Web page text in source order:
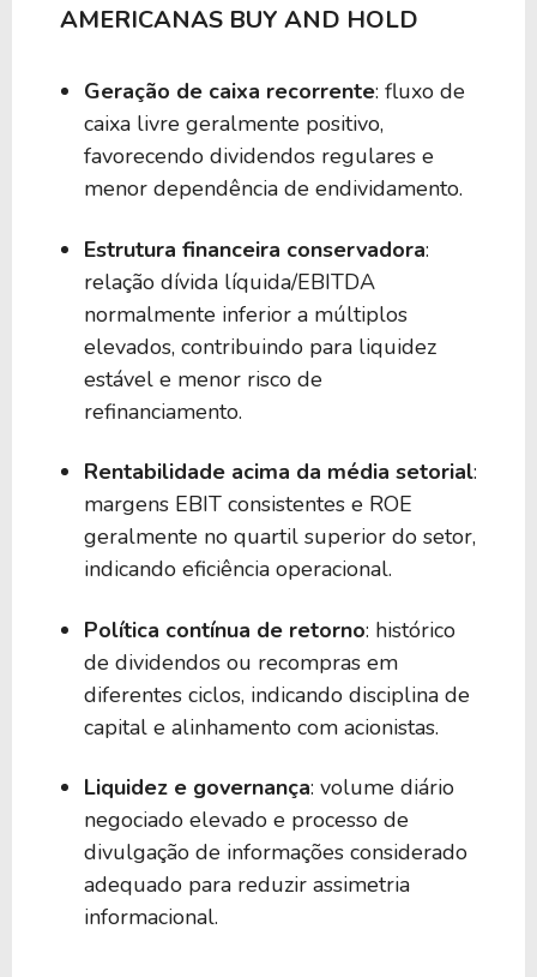
AMERICANAS BUY AND HOLD
Geração de caixa recorrente: fluxo de
caixa livre geralmente positivo,
favorecendo dividendos regulares e
menor dependência de endividamento.
Estrutura financeira conservadora:
relação dívida líquida/EBITDA
normalmente inferior a múltiplos
elevados, contribuindo para liquidez
estável e menor risco de
refinanciamento.
Rentabilidade acima da média setorial:
margens EBIT consistentes e ROE
geralmente no quartil superior do setor,
indicando eficiência operacional.
Política contínua de retorno: histórico
de dividendos ou recompras em
diferentes ciclos, indicando disciplina de
capital e alinhamento com acionistas.
Liquidez e governança: volume diário
negociado elevado e processo de
divulgação de informações considerado
adequado para reduzir assimetria
informacional.